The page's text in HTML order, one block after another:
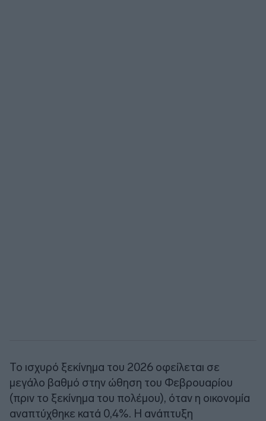
Το ισχυρό ξεκίνημα του 2026 οφείλεται σε
μεγάλο βαθμό στην ώθηση του Φεβρουαρίου
(πριν το ξεκίνημα του πολέμου), όταν η οικονομία
αναπτύχθηκε κατά 0,4%. Η ανάπτυξη